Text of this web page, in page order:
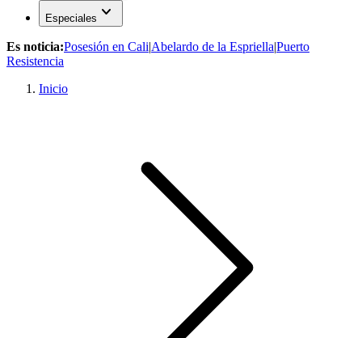
Especiales expand_more
Es noticia:Posesión en Cali|Abelardo de la Espriella|Puerto
Resistencia
Inicio